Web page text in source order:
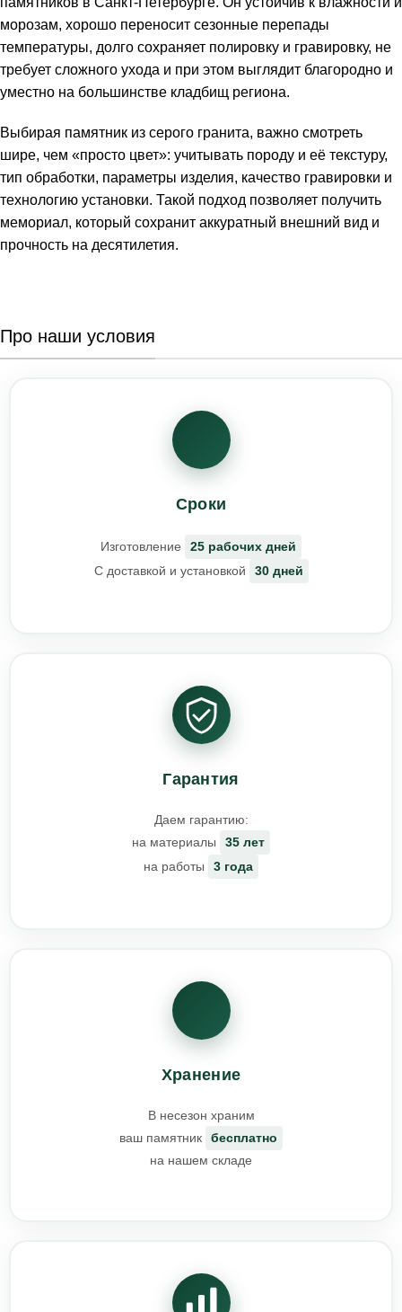
морозам, хорошо переносит сезонные перепады
температуры, долго сохраняет полировку и гравировку, не
требует сложного ухода и при этом выглядит благородно и
уместно на большинстве кладбищ региона.
Выбирая памятник из серого гранита, важно смотреть
шире, чем «просто цвет»: учитывать породу и её текстуру,
тип обработки, параметры изделия, качество гравировки и
технологию установки. Такой подход позволяет получить
мемориал, который сохранит аккуратный внешний вид и
прочность на десятилетия.
Про наши условия
Сроки
Изготовление
25 рабочих дней
С доставкой и установкой
30 дней
Гарантия
Даем гарантию:
на материалы
35 лет
на работы
3 года
Хранение
В несезон храним
ваш памятник
бесплатно
на нашем складе